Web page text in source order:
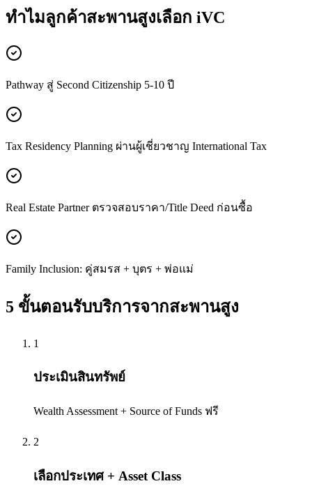
ทำไมลูกค้าสะพานสูงเลือก iVC
Pathway สู่ Second Citizenship 5-10 ปี
Tax Residency Planning ผ่านผู้เชี่ยวชาญ International Tax
Real Estate Partner ตรวจสอบราคา/Title Deed ก่อนซื้อ
Family Inclusion: คู่สมรส + บุตร + พ่อแม่
5 ขั้นตอนรับบริการจากสะพานสูง
1
ประเมินสินทรัพย์
Wealth Assessment + Source of Funds ฟรี
2
เลือกประเทศ + Asset Class